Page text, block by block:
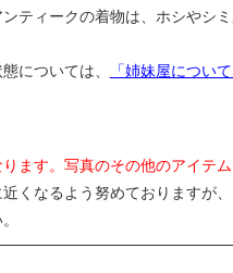
ティークの着物は、ホシやシ
については、
「姉妹屋につい
ます。写真のその他のアイテ
くなるよう努めておりますが